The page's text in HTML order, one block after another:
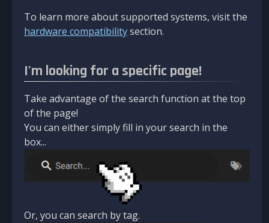
To learn more about supported systems, visit the
hardware compatibilitysection.
I'm looking for a specific page!
Take advantage of the search function at the top
of the page!
You can either simply fill in your search in the
box...
Or, you can search by tag.